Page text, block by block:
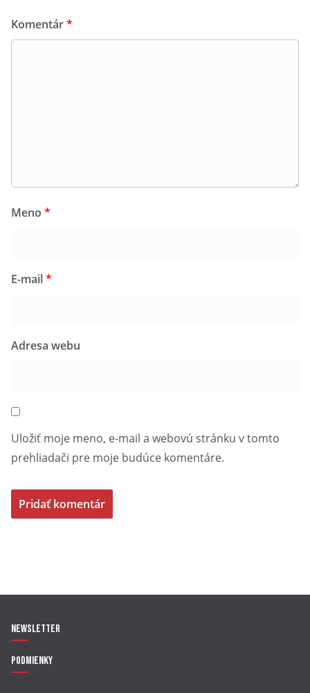
Komentár*
Meno *
E-mail*
Adresa webu
Uložiť moje meno, e-mail a webovú stránku v tomto
prehliadači pre moje budúce komentáre.
Newsletter
Podmienky